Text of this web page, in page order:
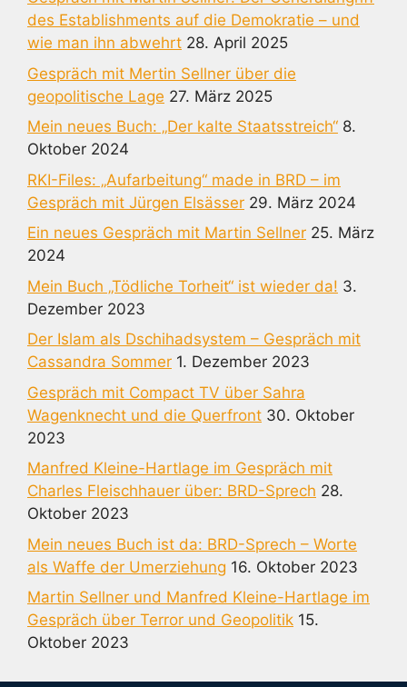
des Establishments auf die Demokratie – und
wie man ihn abwehrt 28. April 2025
Gespräch mit Mertin Sellner über die
geopolitische Lage 27. März 2025
Mein neues Buch: „Der kalte Staatsstreich“ 8.
Oktober 2024
RKI-Files: „Aufarbeitung“ made in BRD – im
Gespräch mit Jürgen Elsässer 29. März 2024
Ein neues Gespräch mit Martin Sellner 25. März
2024
Mein Buch „Tödliche Torheit“ ist wieder da! 3.
Dezember 2023
Der Islam als Dschihadsystem – Gespräch mit
Cassandra Sommer 1. Dezember 2023
Gespräch mit Compact TV über Sahra
Wagenknecht und die Querfront 30. Oktober
2023
Manfred Kleine-Hartlage im Gespräch mit
Charles Fleischhauer über: BRD-Sprech 28.
Oktober 2023
Mein neues Buch ist da: BRD-Sprech – Worte
als Waffe der Umerziehung 16. Oktober 2023
Martin Sellner und Manfred Kleine-Hartlage im
Gespräch über Terror und Geopolitik 15.
Oktober 2023